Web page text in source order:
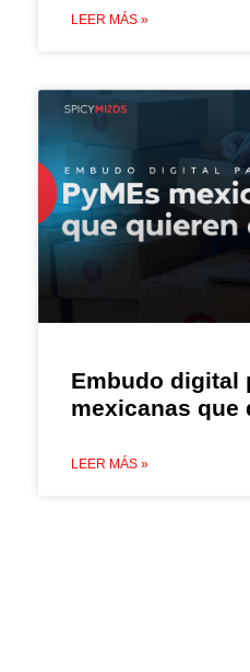
LEER MÁS »
Embudo digital
mexicanas que
LEER MÁS »